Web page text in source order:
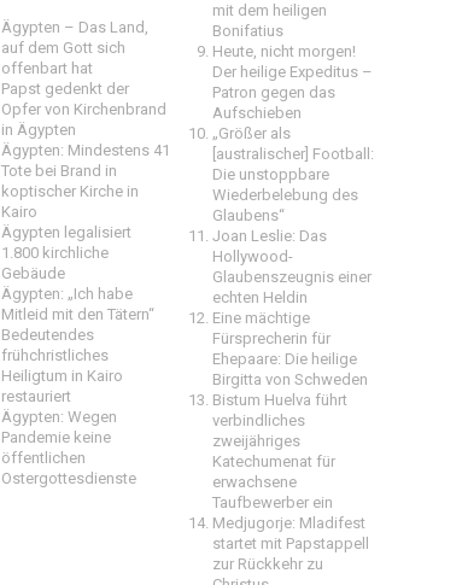
Ägypten – Das Land,
auf dem Gott sich
offenbart hat
Papst gedenkt der
Opfer von Kirchenbrand
in Ägypten
Ägypten: Mindestens 41
Tote bei Brand in
koptischer Kirche in
Kairo
Ägypten legalisiert
1.800 kirchliche
Gebäude
Ägypten: „Ich habe
Mitleid mit den Tätern“
Bedeutendes
frühchristliches
Heiligtum in Kairo
restauriert
Ägypten: Wegen
Pandemie keine
öffentlichen
Ostergottesdienste
mit dem heiligen
Bonifatius
Heute, nicht morgen!
Der heilige Expeditus –
Patron gegen das
Aufschieben
„Größer als
[australischer] Football:
Die unstoppbare
Wiederbelebung des
Glaubens“
Joan Leslie: Das
Hollywood-
Glaubenszeugnis einer
echten Heldin
Eine mächtige
Fürsprecherin für
Ehepaare: Die heilige
Birgitta von Schweden
Bistum Huelva führt
verbindliches
zweijähriges
Katechumenat für
erwachsene
Taufbewerber ein
Medjugorje: Mladifest
startet mit Papstappell
zur Rückkehr zu